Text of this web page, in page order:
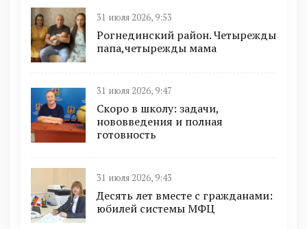
31 июля 2026, 9:53
Рогнединский район. Четырежды
папа,четырежды мама
31 июля 2026, 9:47
Скоро в школу: задачи,
нововведения и полная
готовность
31 июля 2026, 9:43
Десять лет вместе с гражданами:
юбилей системы МФЦ